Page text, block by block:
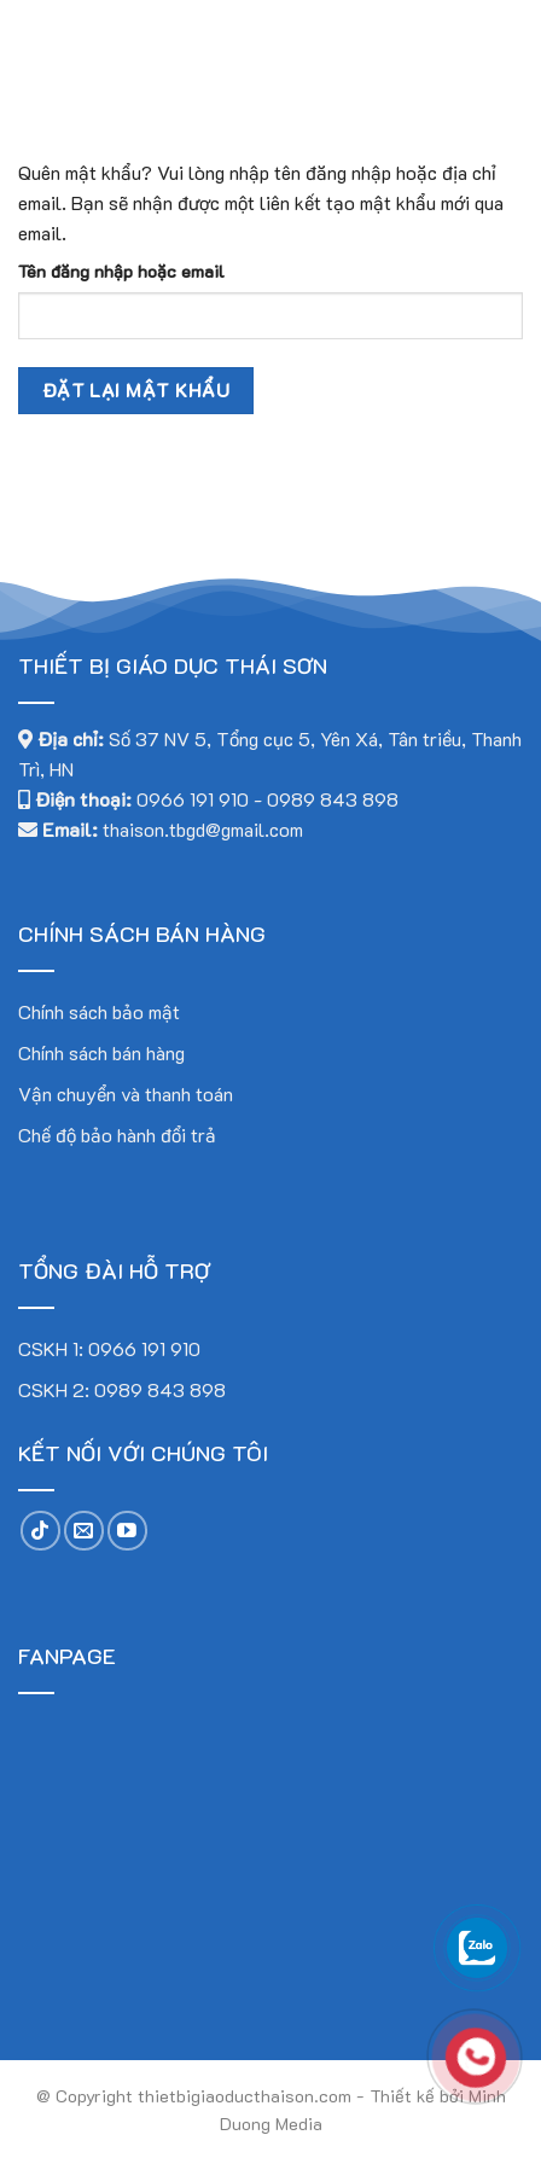
Quên mật khẩu? Vui lòng nhập tên đăng nhập hoặc địa chỉ
email. Bạn sẽ nhận được một liên kết tạo mật khẩu mới qua
email.
Tên đăng nhập hoặc email
ĐẶT LẠI MẬT KHẨU
THIẾT BỊ GIÁO DỤC THÁI SƠN
Địa chỉ:Số 37 NV 5, Tổng cục 5, Yên Xá, Tân triều, Thanh
Trì, HN
Điện thoại:0966 191 910 -0989 843 898
Email:thaison.tbgd@gmail.com
CHÍNH SÁCH BÁN HÀNG
Chính sách bảo mật
Chính sách bán hàng
Vận chuyển và thanh toán
Chế độ bảo hành đổi trả
TỔNG ĐÀI HỖ TRỢ
CSKH 1: 0966 191 910
CSKH 2: 0989 843 898
KẾT NỐI VỚI CHÚNG TÔI
FANPAGE
@ Copyright thietbigiaoducthaison.com - Thiết kế bởi Minh
Duong Media